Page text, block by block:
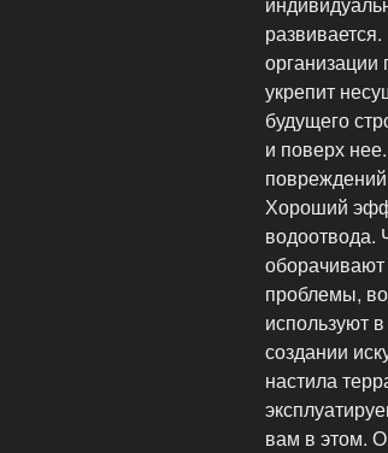
укрепит
будущего
и поверх
Хороший
водоотвода.
оборачивают
проблемы,
используют
создании
настила
вам в этом.